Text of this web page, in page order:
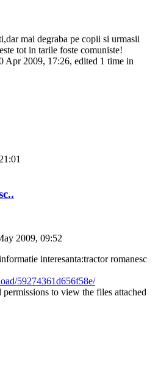
mai degraba pe copii si urmasii
tot in tarile foste comuniste!
Apr 2009, 17:26, edited 1 time in
2009, 09:52
interesanta:tractor romanesc
59274361d656f58e/
to view the files attached